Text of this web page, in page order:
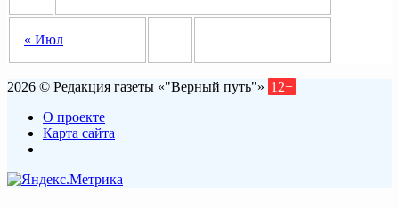
« Июл
2026 © Редакция газеты «"Верный путь"» 12+
О проекте
Карта сайта